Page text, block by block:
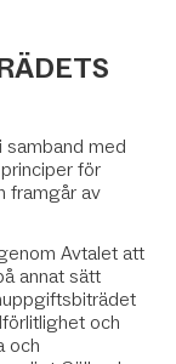
med
för
framgår av
Avtalet att
annat sätt
och
och